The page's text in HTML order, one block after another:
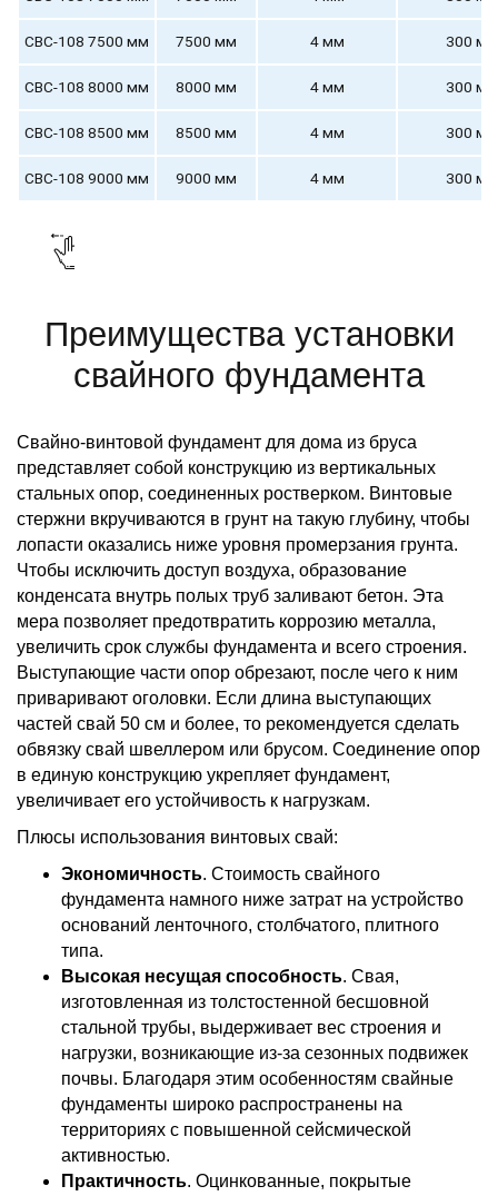
СВС-108 7500 мм 7500 мм 4 мм 300 мм
СВС-108 8000 мм 8000 мм 4 мм 300 мм
СВС-108 8500 мм 8500 мм 4 мм 300 мм
СВС-108 9000 мм 9000 мм 4 мм 300 мм
Преимущества установки
свайного фундамента
Свайно-винтовой фундамент для дома из бруса
представляет собой конструкцию из вертикальных
стальных опор, соединенных ростверком. Винтовые
стержни вкручиваются в грунт на такую глубину, чтобы
лопасти оказались ниже уровня промерзания грунта.
Чтобы исключить доступ воздуха, образование
конденсата внутрь полых труб заливают бетон. Эта
мера позволяет предотвратить коррозию металла,
увеличить срок службы фундамента и всего строения.
Выступающие части опор обрезают, после чего к ним
приваривают оголовки. Если длина выступающих
частей свай 50 см и более, то рекомендуется сделать
обвязку свай швеллером или брусом. Соединение опор
в единую конструкцию укрепляет фундамент,
увеличивает его устойчивость к нагрузкам.
Плюсы использования винтовых свай:
Экономичность. Стоимость свайного
фундамента намного ниже затрат на устройство
оснований ленточного, столбчатого, плитного
типа.
Высокая несущая способность. Свая,
изготовленная из толстостенной бесшовной
стальной трубы, выдерживает вес строения и
нагрузки, возникающие из-за сезонных подвижек
почвы. Благодаря этим особенностям свайные
фундаменты широко распространены на
территориях с повышенной сейсмической
активностью.
Практичность. Оцинкованные, покрытые